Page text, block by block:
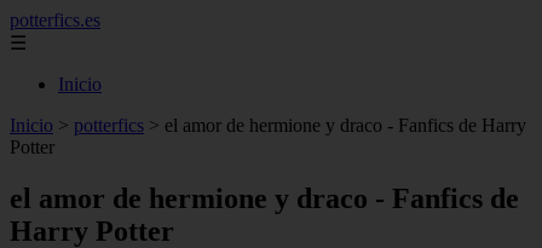
potterfics.es
☰
Inicio
Inicio > potterfics > el amor de hermione y draco - Fanfics de Harry
Potter
el amor de hermione y draco - Fanfics de
Harry Potter